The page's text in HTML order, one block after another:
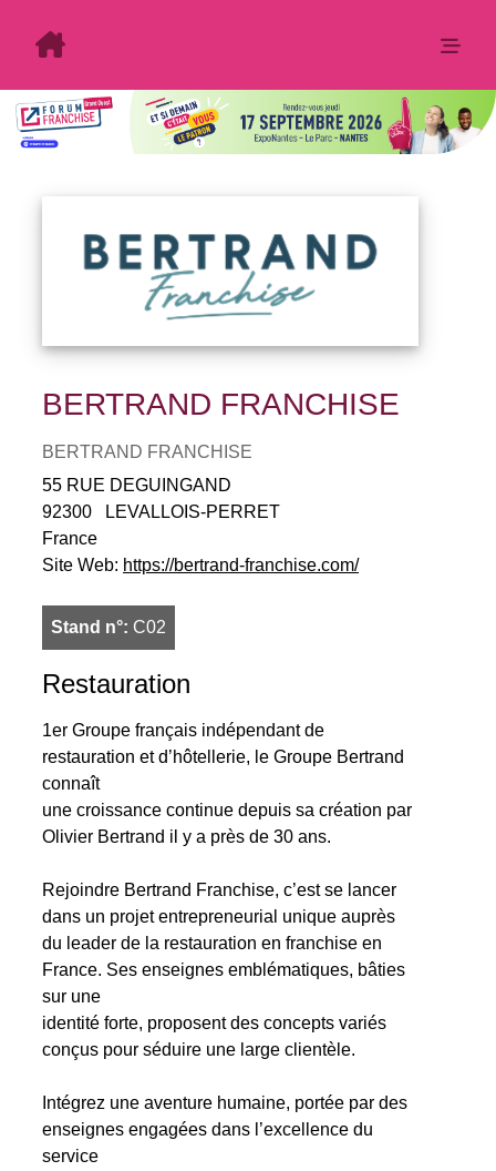
BERTRAND FRANCHISE
BERTRAND FRANCHISE
55 RUE DEGUINGAND
92300
LEVALLOIS-PERRET
France
Site Web: https://bertrand-franchise.com/
Stand n°: C02
Restauration
1er Groupe français indépendant de
restauration et d’hôtellerie, le Groupe Bertrand
connaît
une croissance continue depuis sa création par
Olivier Bertrand il y a près de 30 ans.
Rejoindre Bertrand Franchise, c’est se lancer
dans un projet entrepreneurial unique auprès
du leader de la restauration en franchise en
France. Ses enseignes emblématiques, bâties
sur une
identité forte, proposent des concepts variés
conçus pour séduire une large clientèle.
Intégrez une aventure humaine, portée par des
enseignes engagées dans l’excellence du
service